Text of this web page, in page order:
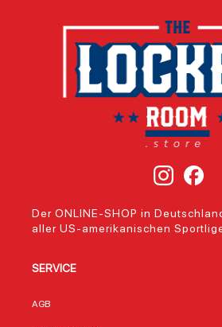
Der ONLINE-SHOP in
aller US-amerikanischen
SERVICE
AGB